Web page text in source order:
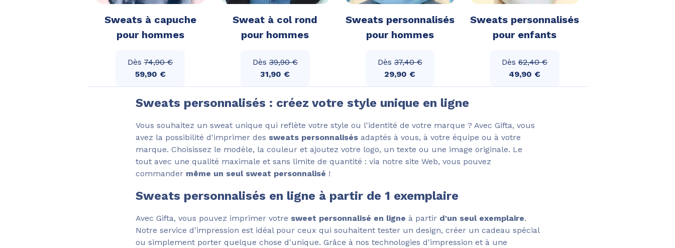
Sweats à capuche
pour hommes
Dès74,90 €
59,90 €
Sweat à col rond
pour hommes
Dès39,90 €
31,90 €
Sweats personnalisés
pour hommes
Dès37,40 €
29,90 €
Sweats personnalisés
pour enfants
Dès62,40 €
49,90 €
Sweats personnalisés : créez votre style unique en ligne
Vous souhaitez un sweat unique qui reflète votre style ou l'identité de votre marque ? Avec Gifta, vous
avez la possibilité d'imprimer des sweats personnalisés adaptés à vous, à votre équipe ou à votre
marque. Choisissez le modèle, la couleur et ajoutez votre logo, un texte ou une image originale. Le
tout avec une qualité maximale et sans limite de quantité : via notre site Web, vous pouvez
commander même un seul sweat personnalisé !
Sweats personnalisés en ligne à partir de 1 exemplaire
Avec Gifta, vous pouvez imprimer votre sweet personnalisé en ligne à partir d'un seul exemplaire.
Notre service d'impression est idéal pour ceux qui souhaitent tester un design, créer un cadeau spécial
ou simplement porter quelque chose d'unique. Grâce à nos technologies d'impression et à une